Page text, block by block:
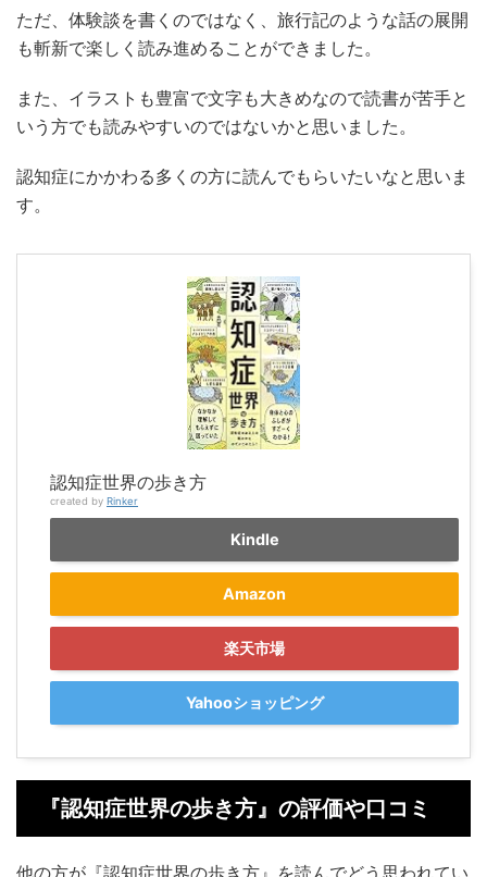
ただ、体験談を書くのではなく、旅行記のような話の展開
も斬新で楽しく読み進めることができました。
また、イラストも豊富で文字も大きめなので読書が苦手と
いう方でも読みやすいのではないかと思いました。
認知症にかかわる多くの方に読んでもらいたいなと思いま
す。
認知症世界の歩き方
created by Rinker
Kindle
Amazon
楽天市場
Yahooショッピング
『認知症世界の歩き方』の評価や口コミ
他の方が『認知症世界の歩き方』を読んでどう思われてい